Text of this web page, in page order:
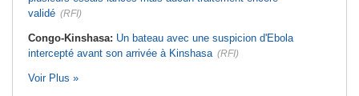
validé (RFI)
Congo-Kinshasa: Un bateau avec une suspicion d'Ebola
intercepté avant son arrivée à Kinshasa (RFI)
Voir Plus »